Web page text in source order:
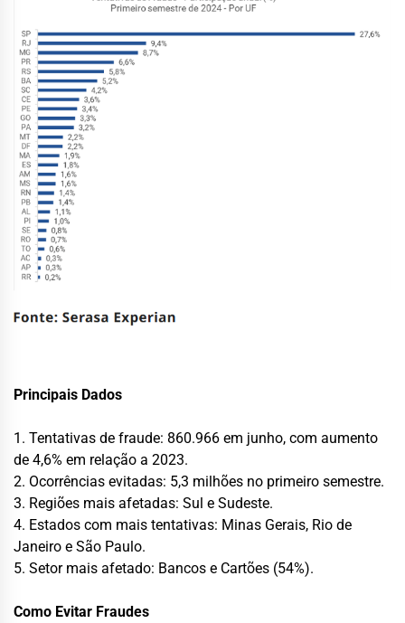
Principais Dados
1. Tentativas de fraude: 860.966 em junho, com aumento
de 4,6% em relação a 2023.
2. Ocorrências evitadas: 5,3 milhões no primeiro semestre.
3. Regiões mais afetadas: Sul e Sudeste.
4. Estados com mais tentativas: Minas Gerais, Rio de
Janeiro e São Paulo.
5. Setor mais afetado: Bancos e Cartões (54%).
Como Evitar Fraudes